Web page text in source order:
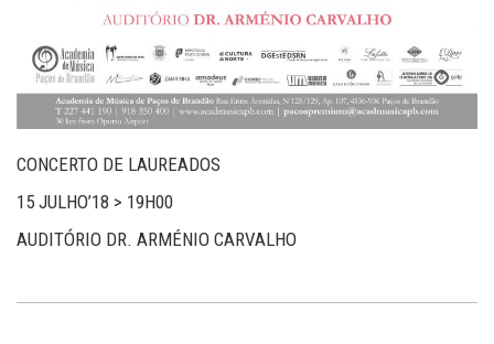
CONCERTO DE LAUREADOS
15 JULHO’18 > 19H00
AUDITÓRIO DR. ARMÉNIO CARVALHO